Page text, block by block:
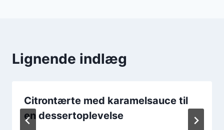
Lignende indlæg
Citrontærte med karamelsauce til
en dessertoplevelse